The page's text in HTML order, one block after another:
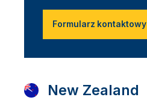
Formularz kontaktowy
New Zealand